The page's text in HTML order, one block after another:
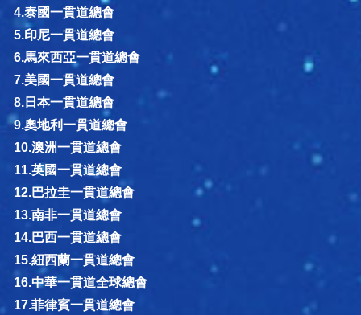
4.泰國一貫道總會
5.印尼一貫道總會
6.馬來西亞一貫道總會
7.美國一貫道總會
8.日本一貫道總會
9.奧地利一貫道總會
10.澳洲一貫道總會
11.英國一貫道總會
12.巴拉圭一貫道總會
13.南非一貫道總會
14.巴西一貫道總會
15.紐西蘭一貫道總會
16.中華一貫道全球總會
17.菲律賓一貫道總會